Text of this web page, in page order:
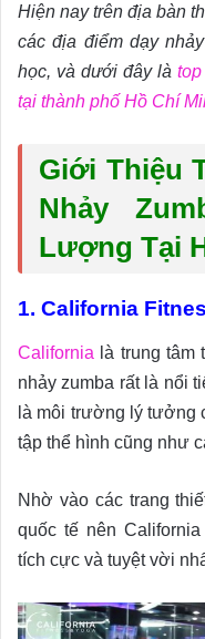
Hiện nay trên địa bàn
các địa điểm dạy
học, và dưới đây là
tại thành phố Hồ Chí
Giới Thiệu
Nhảy
Lượng Tại
1. California
California là trung
nhảy zumba rất là nổi
là môi trường lý tưởng
tập thể hình cũng như
Nhờ vào các trang
quốc tế nên
tích cực và tuyệt vời